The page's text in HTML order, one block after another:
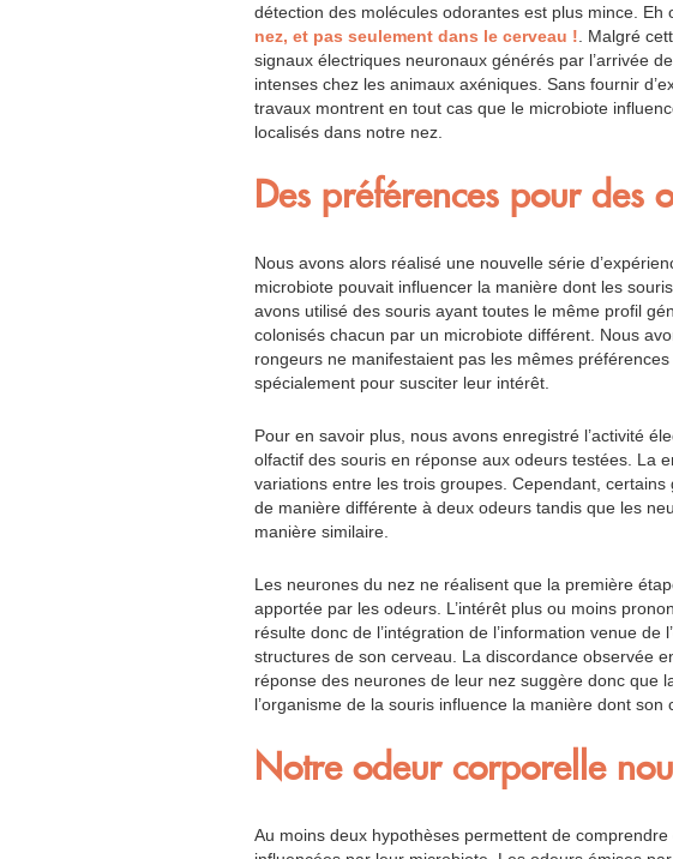
détection des molécules odorantes est plus mince. Eh
nez, et pas seulement dans le cerveau !. Malgré
signaux électriques neuronaux générés par l’arrivée
intenses chez les animaux axéniques. Sans fournir
travaux montrent en tout cas que le microbiote
localisés dans notre nez.
Des préférences pour des
Nous avons alors réalisé une nouvelle série
microbiote pouvait influencer la manière dont les
avons utilisé des souris ayant toutes le même profil
colonisés chacun par un microbiote différent. Nous
rongeurs ne manifestaient pas les mêmes
spécialement pour susciter leur intérêt.
Pour en savoir plus, nous avons enregistré l’activité
olfactif des souris en réponse aux odeurs testées. La
variations entre les trois groupes. Cependant,
de manière différente à deux odeurs tandis que les
manière similaire.
Les neurones du nez ne réalisent que la première
apportée par les odeurs. L’intérêt plus ou moins
résulte donc de l’intégration de l’information venue de
structures de son cerveau. La discordance observée
réponse des neurones de leur nez suggère donc que
l’organisme de la souris influence la manière dont
Notre odeur corporelle
Au moins deux hypothèses permettent de